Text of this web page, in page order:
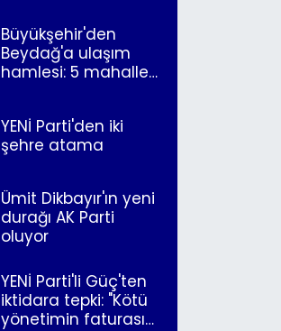
Büyükşehir'den
Beydağ'a ulaşım
hamlesi: 5 mahalle
YENİ Parti'den iki
şehre atama
Ümit Dikbayır'ın yeni
durağı AK Parti
oluyor
YENİ Parti'li Güç'ten
iktidara tepki: "Kötü
yönetimin faturasını